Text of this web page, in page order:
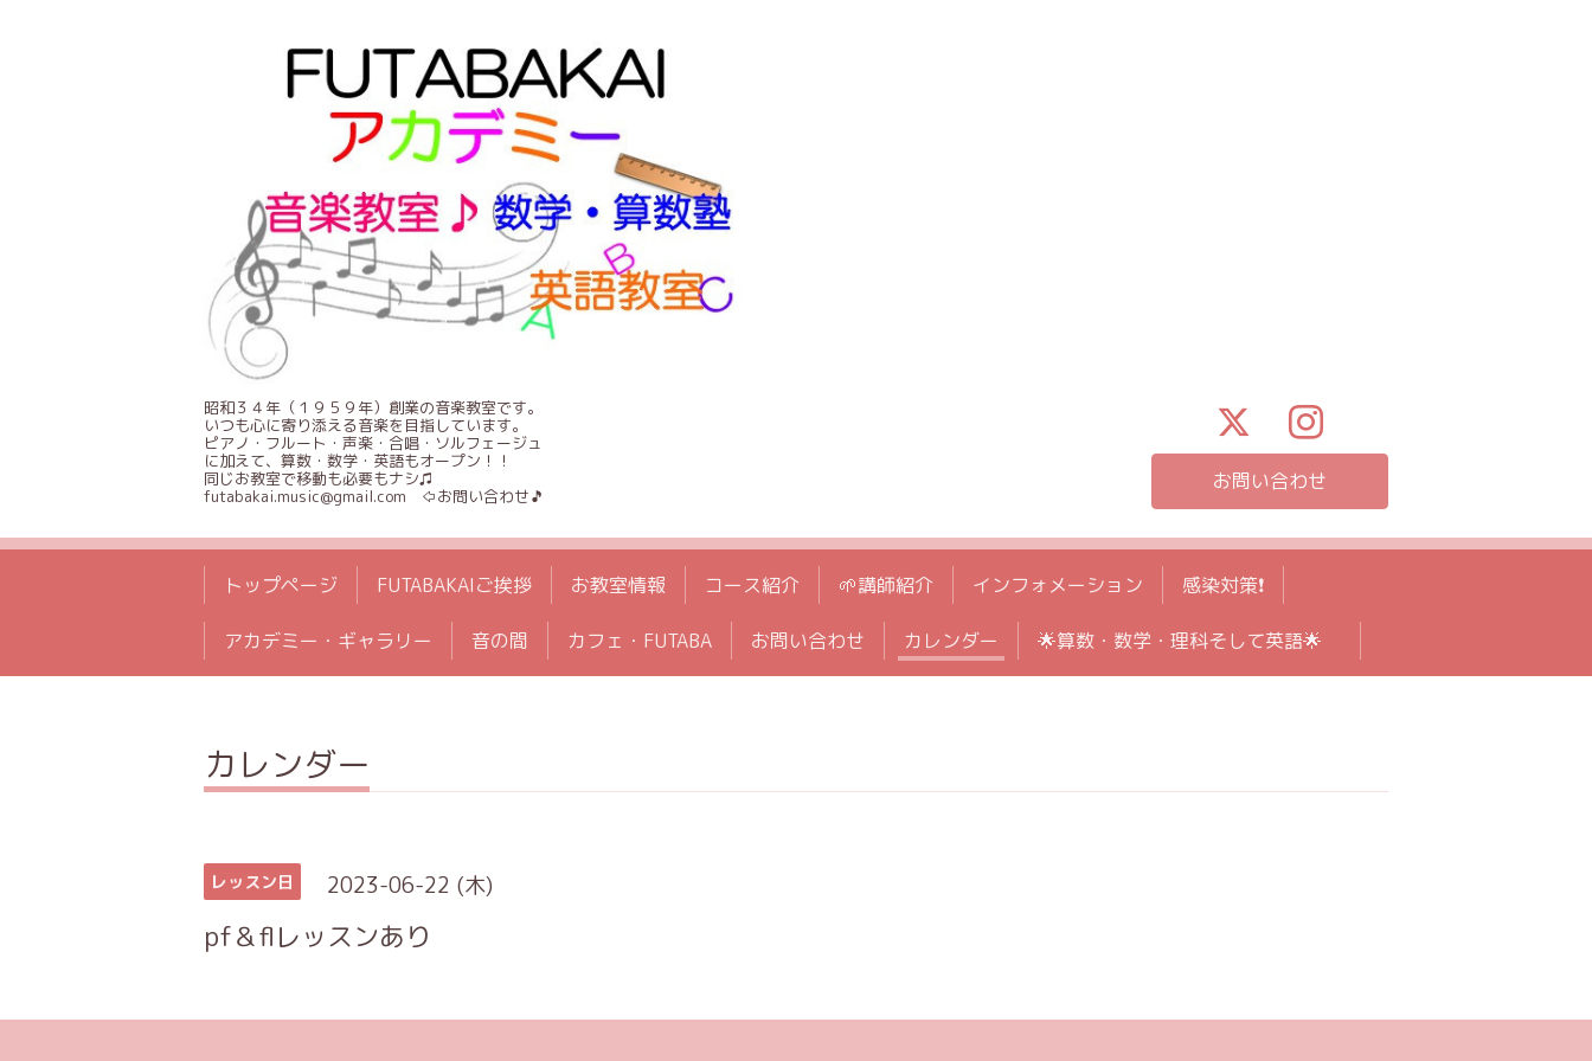
昭和３４年（１９５９年）創業の音楽教室です。
いつも心に寄り添える音楽を目指しています。
ピアノ・フルート・声楽・合唱・ソルフェージュ
に加えて、算数・数学・英語もオープン！！
同じお教室で移動も必要もナシ♫
futabakai.music@gmail.com ⇦お問い合わせ🎵
お問い合わせ
トップページ FUTABAKAIご挨拶 お教室情報 コース紹介 🌱講師紹介 インフォメーション 感染対策❗️
アカデミー・ギャラリー 音の間 カフェ・FUTABA お問い合わせ カレンダー 🌟算数・数学・理科そして英語🌟
カレンダー
レッスン日 2023-06-22 (木)
pf＆flレッスンあり